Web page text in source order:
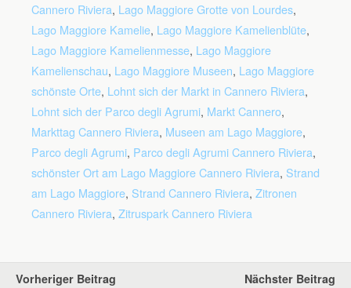
Cannero Riviera, Lago Maggiore Grotte von Lourdes,
Lago Maggiore Kamelie, Lago Maggiore Kamelienblüte,
Lago Maggiore Kamelienmesse, Lago Maggiore
Kamelienschau, Lago Maggiore Museen, Lago Maggiore
schönste Orte, Lohnt sich der Markt in Cannero Riviera,
Lohnt sich der Parco degli Agrumi, Markt Cannero,
Markttag Cannero Riviera, Museen am Lago Maggiore,
Parco degli Agrumi, Parco degli Agrumi Cannero Riviera,
schönster Ort am Lago Maggiore Cannero Riviera, Strand
am Lago Maggiore, Strand Cannero Riviera, Zitronen
Cannero Riviera, Zitruspark Cannero Riviera
Vorheriger Beitrag Nächster Beitrag